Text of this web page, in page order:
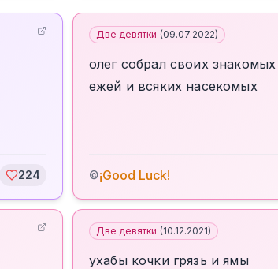
224
Две девятки (09.07.2022)
олег собрал своих знакомых
ежей и всяких насекомых
©¡Good Luck!
Две девятки (10.12.2021)
ухабы кочки грязь и ямы